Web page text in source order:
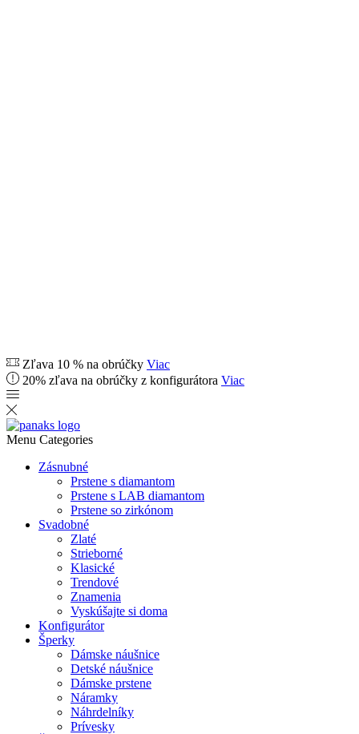
Zľava 10 % na obrúčky Viac
20% zľava na obrúčky z konfigurátora Viac
Menu Categories
Zásnubné
Prstene s diamantom
Prstene s LAB diamantom
Prstene so zirkónom
Svadobné
Zlaté
Strieborné
Klasické
Trendové
Znamenia
Vyskúšajte si doma
Konfigurátor
Šperky
Dámske náušnice
Detské náušnice
Dámske prstene
Náramky
Náhrdelníky
Prívesky